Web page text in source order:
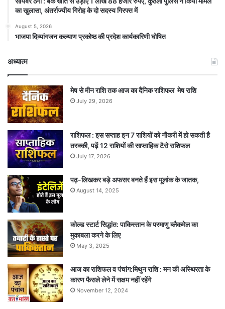
का खुलासा, अंतर्राज्यीय गिरोह के दो सदस्य गिरफ्त में
August 5, 2026
भाजपा दिव्यांगजन कल्याण प्रकोष्ठ की प्रदेश कार्यकारिणी घोषित
अध्यात्म
मेष से मीन राशि तक आज का दैनिक राशिफल मेष राशि
July 29, 2026
राशिफल : इस सप्ताह इन 7 राशियों को नौकरी में हो सकती है
तरक्की, पढ़ें 12 राशियों की साप्ताहिक टैरो राशिफल
July 17, 2026
पढ़-लिखकर बड़े अफसर बनते हैं इस मूलांक के जातक,
August 14, 2025
कोल्ड स्टार्ट सिद्धांत: पाकिस्तान के परमाणु ब्लैकमेल का
मुकाबला करने के लिए
May 3, 2025
आज का राशिफल व पंचांग:मिथुन राशि : मन की अस्थिरता के
कारण फैसले लेने में सक्षम नहीं रहेंगे
November 12, 2024